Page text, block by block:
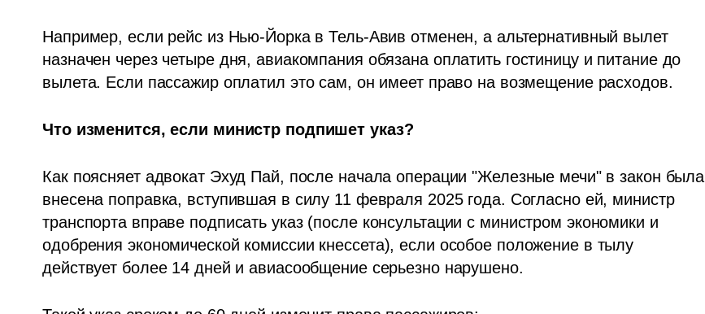
Например, если рейс из Нью-Йорка в Тель-Авив отменен, а альтернативный вылет
назначен через четыре дня, авиакомпания обязана оплатить гостиницу и питание до
вылета. Если пассажир оплатил это сам, он имеет право на возмещение расходов.
Что изменится, если министр подпишет указ?
Как поясняет адвокат Эхуд Пай, после начала операции "Железные мечи" в закон была
внесена поправка, вступившая в силу 11 февраля 2025 года. Согласно ей, министр
транспорта вправе подписать указ (после консультации с министром экономики и
одобрения экономической комиссии кнессета), если особое положение в тылу
действует более 14 дней и авиасообщение серьезно нарушено.